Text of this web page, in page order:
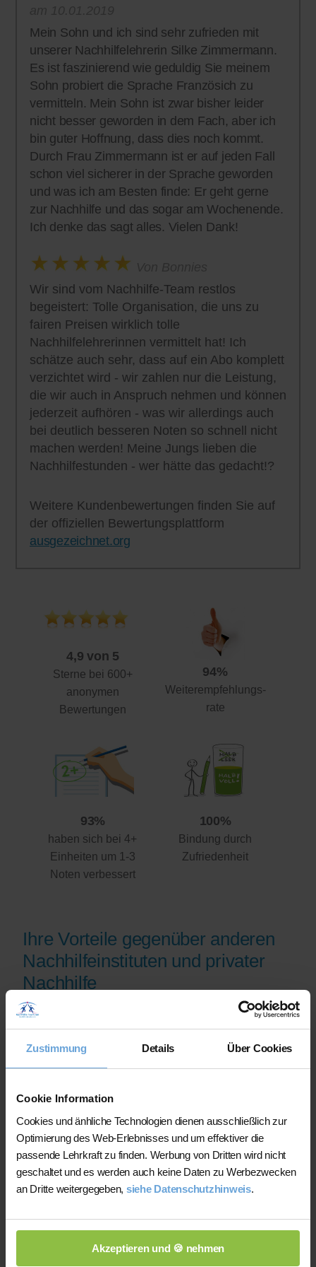
Zustimmung Details Über Cookies
Cookie Information
Cookies und änhliche Technologien dienen ausschließlich zur
Optimierung des Web-Erlebnisses und um effektiver die
passende Lehrkraft zu finden. Werbung von Dritten wird nicht
geschaltet und es werden auch keine Daten zu Werbezwecken
an Dritte weitergegeben, siehe Datenschutzhinweis.
Akzeptieren und 🍪 nehmen
Mein Sohn und ich sind sehr zufrieden mit
unserer Nachhilfelehrerin Silke Zimmermann.
Es ist faszinierend wie geduldig Sie meinem
Sohn probiert die Sprache Französich zu
vermitteln. Mein Sohn ist zwar bisher leider
nicht besser geworden in dem Fach, aber ich
bin guter Hoffnung, dass dies noch kommt.
Durch Frau Zimmermann ist er auf jeden Fall
schon viel sicherer in der Sprache geworden
und was ich am Besten finde: Er geht gerne
zur Nachhilfe und das sogar am Wochenende.
Ich denke das sagt alles. Vielen Dank!
Wir sind vom Nachhilfe-Team restlos
begeistert: Tolle Organisation, die uns zu
fairen Preisen wirklich tolle
Nachhilfelehrerinnen vermittelt hat! Ich
schätze auch sehr, dass auf ein Abo komplett
verzichtet wird - wir zahlen nur die Leistung,
die wir auch in Anspruch nehmen und können
jederzeit aufhören - was wir allerdings auch
bei deutlich besseren Noten so schnell nicht
machen werden! Meine Jungs lieben die
Nachhilfestunden - wer hätte das gedacht!?
Weitere Kundenbewertungen finden Sie auf
der offiziellen Bewertungsplattform
ausgezeichnet.org
4,9 von 5
Sterne bei 600+
anonymen
Bewertungen
94%
Weiterempfehlungs-
rate
93%
haben sich bei 4+
Einheiten um 1-3
Noten verbessert
100%
Bindung durch
Zufriedenheit
Ihre Vorteile gegenüber anderen
Nachhilfeinstituten und privater
Nachhilfe
Auf der Plattform finden Sie erfahrene
Lehrkräfte, deren eingereichte
Qualifikationsnachweise vor der
Freischaltung geprüft werden.
Nachhilfe-Team.net unterstützt Sie dabei,
möglichst schnell eine zu Ihrem Bedarf
passende Lehrkraft zu finden. Bei einem
Ausfall können Sie auf Wunsch bei der
Vermittlung einer anderen Lehrkraft
unterstützt werden.
ihren Unterricht eigenständig.
Die jeweilige Lehrkraft stimmt Lernziele,